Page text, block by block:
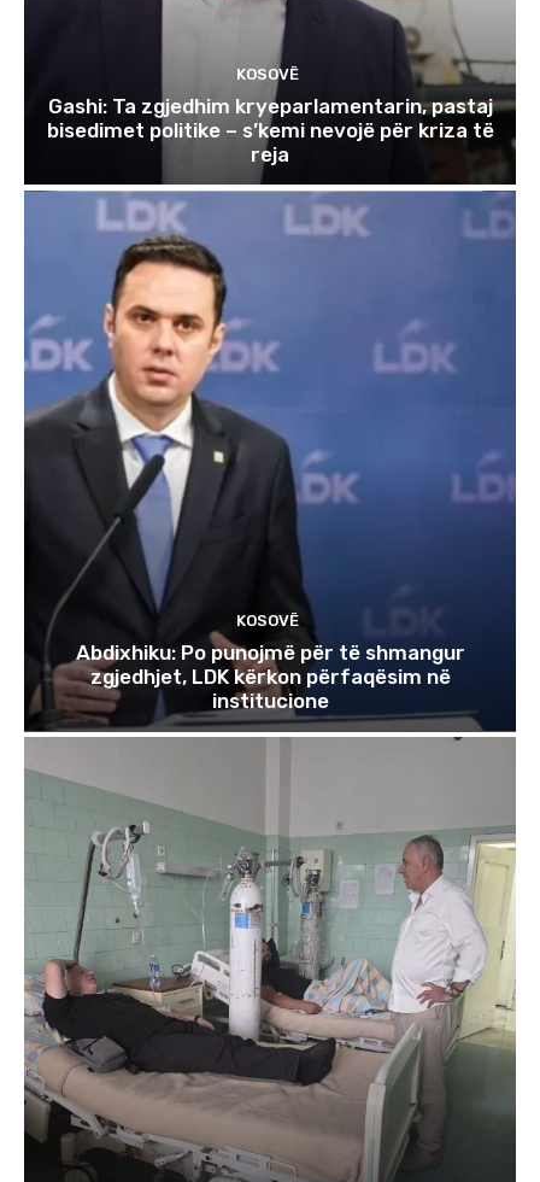
KOSOVË
Gashi: Ta zgjedhim kryeparlamentarin, pastaj
bisedimet politike – s’kemi nevojë për kriza të
reja
KOSOVË
Abdixhiku: Po punojmë për të shmangur
zgjedhjet, LDK kërkon përfaqësim në
institucione